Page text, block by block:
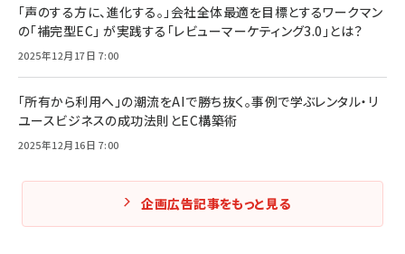
「声のする方に、進化する。」会社全体最適を目標とするワークマン
の「補完型EC」 が実践する「レビューマーケティング3.0」とは？
2025年12月17日 7:00
「所有から利用へ」の潮流をAIで勝ち抜く。事例で学ぶレンタル・リ
ユースビジネスの成功法則とEC構築術
2025年12月16日 7:00
企画広告記事をもっと見る